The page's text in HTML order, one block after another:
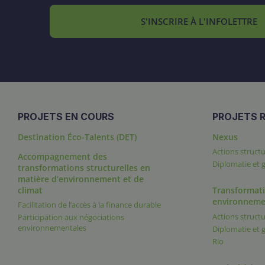
S'INSCRIRE À L'INFOLETTRE
PROJETS EN COURS
Destination Éco-Talents (DET)
Accompagnement des
transformations structurelles en
matière d’environnement et de
climat
Facilitation de l’accès à la finance durable
Participation aux négociations
environnementales
PROJETS
Nexus
Actions
Diplomatie et
Actions
Diplomatie et
Rio